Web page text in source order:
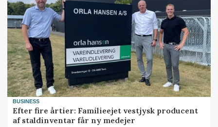
BUSINESS
Efter fire årtier: Familieejet vestjysk producent
af staldinventar får ny medejer